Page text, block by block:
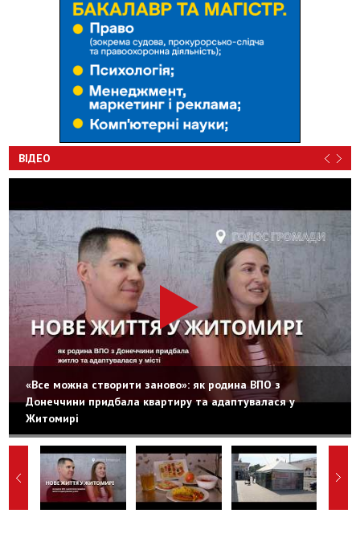
ВІДЕО
«Все можна створити заново»: як родина ВПО з
Донеччини придбала квартиру та адаптувалася у
Житомирі